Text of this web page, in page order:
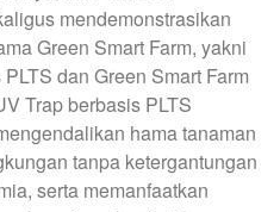
mendemonstrasikan
Green Smart Farm, yakni
dan Green Smart Farm
Trap berbasis PLTS
hama tanaman
tanpa ketergantungan
serta memanfaatkan